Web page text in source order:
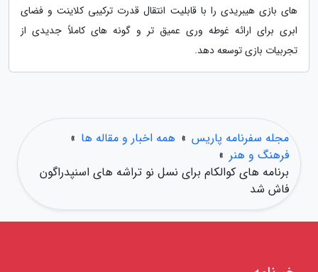
های بازی هیبریدی را با قابلیت انتقال قدرت ترکیبی کلاینت و فضای
ابری برای ارائه غوطه وری عمیق تر و گونه های کاملاً جدیدی از
تجربیات بازی توسعه دهد.
مجله سفرنامه پاریس » همه اخبار و مقاله ها »
فرهنگ و هنر »
برنامه های کوالکام برای نسل نو تراشه های اسنپدراگون
فاش شد